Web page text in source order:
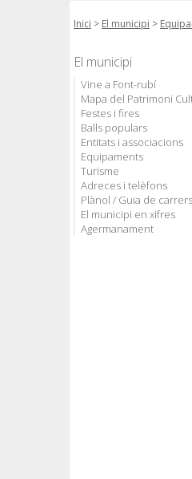
Inici > El municipi >
El municipi
Vine a Font-rubí
Mapa del Patrimoni
Festes i fires
Balls populars
Entitats i associacions
Equipaments
Turisme
Adreces i telèfons
Plànol / Guia de carrers
El municipi en xifres
Agermanament